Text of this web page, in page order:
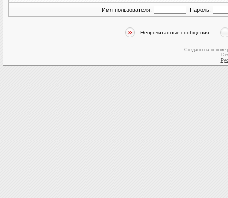
Имя пользователя: Пароль:
Непрочитанные сообщения
Создано на основе